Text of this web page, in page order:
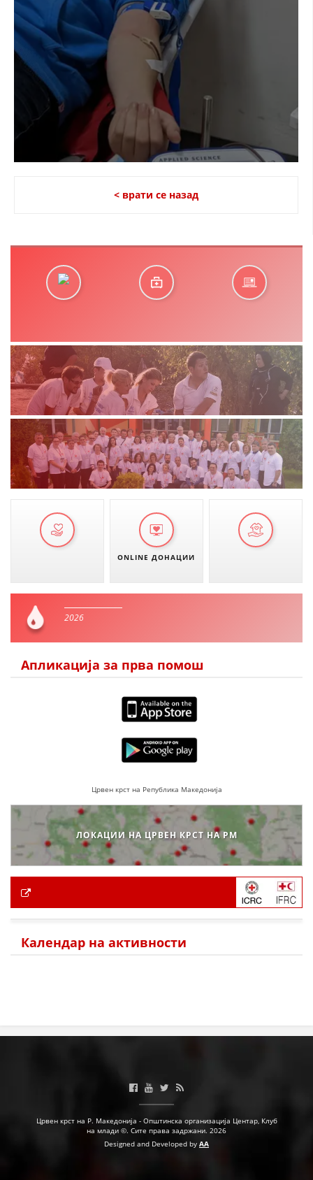
< врати се назад
ONLINE ДОНАЦИИ
2026
Апликација за прва помош
Црвен крст на Република Македонија
ЛОКАЦИИ НА ЦРВЕН КРСТ НА РМ
Календар на активности
Црвен крст на Р. Македонија - Општинска организација Центар, Клуб
на млади ©. Сите права задржани. 2026
Designed and Developed by AA